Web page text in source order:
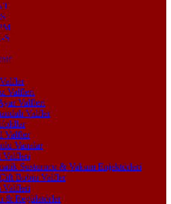
S
Valfleri
Valfleri
Valfler
Valfler
Vanalar
Valfleri
Susturucu & Vakum Enjektörleri
Bobin Valfler
Valfleri
& Regülatörler